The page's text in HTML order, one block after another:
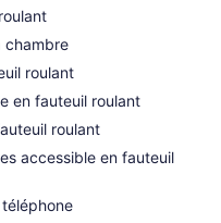
chambre
roulant
en fauteuil roulant
roulant
accessible en fauteuil